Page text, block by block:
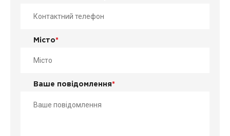
Місто*
Ваше повідомлення*